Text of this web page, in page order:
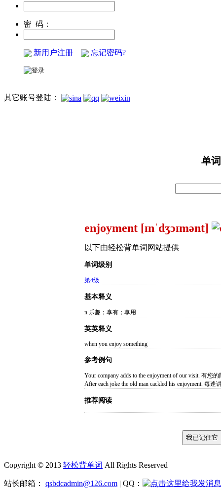
密 码：
新用户注册 忘记密码?
其它账号登陆：
单
enjoyment [ɪnˈdʒɔɪmənt]
以下由轻松背单词网站提供
单词级别
第4级
基本释义
n.乐趣；享有；享用
英英释义
when you enjoy something
参考例句
Your company adds to the enjoyment of our visit. 有
After each joke the old man cackled his enjoyment.
推荐阅读
Copyright © 2013 轻松背单词 All Rights Reserved
站长邮箱： qsbdcadmin@126.com | QQ：